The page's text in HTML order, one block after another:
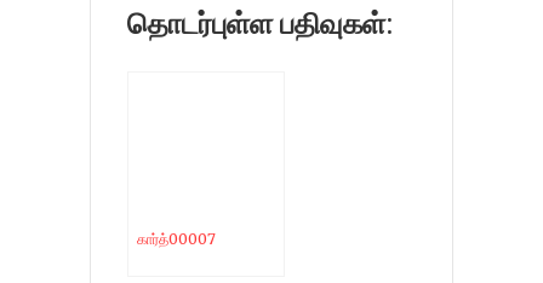
தொடர்புள்ள பதிவுகள்:
கார்த்00007